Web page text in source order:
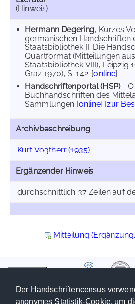
Der Handschriftencensus
anonymes Statistik-Cookie, um
(Hinweis)
Hermann Degering, Kurzes
germanischen Handschriften
Staatsbibliothek II. Die
Quartformat (Mitteilungen
Staatsbibliothek VIII), Leipzig
Graz 1970), S. 142. [online]
Handschriftenportal (HSP)-
Buchhandschriften des
Sammlungen [online] [zur
Archivbeschreibung
Kurt Vogtherr (1935)
Ergänzender Hinweis
durchschnittlich 37 Zeilen auf
Mitteilung